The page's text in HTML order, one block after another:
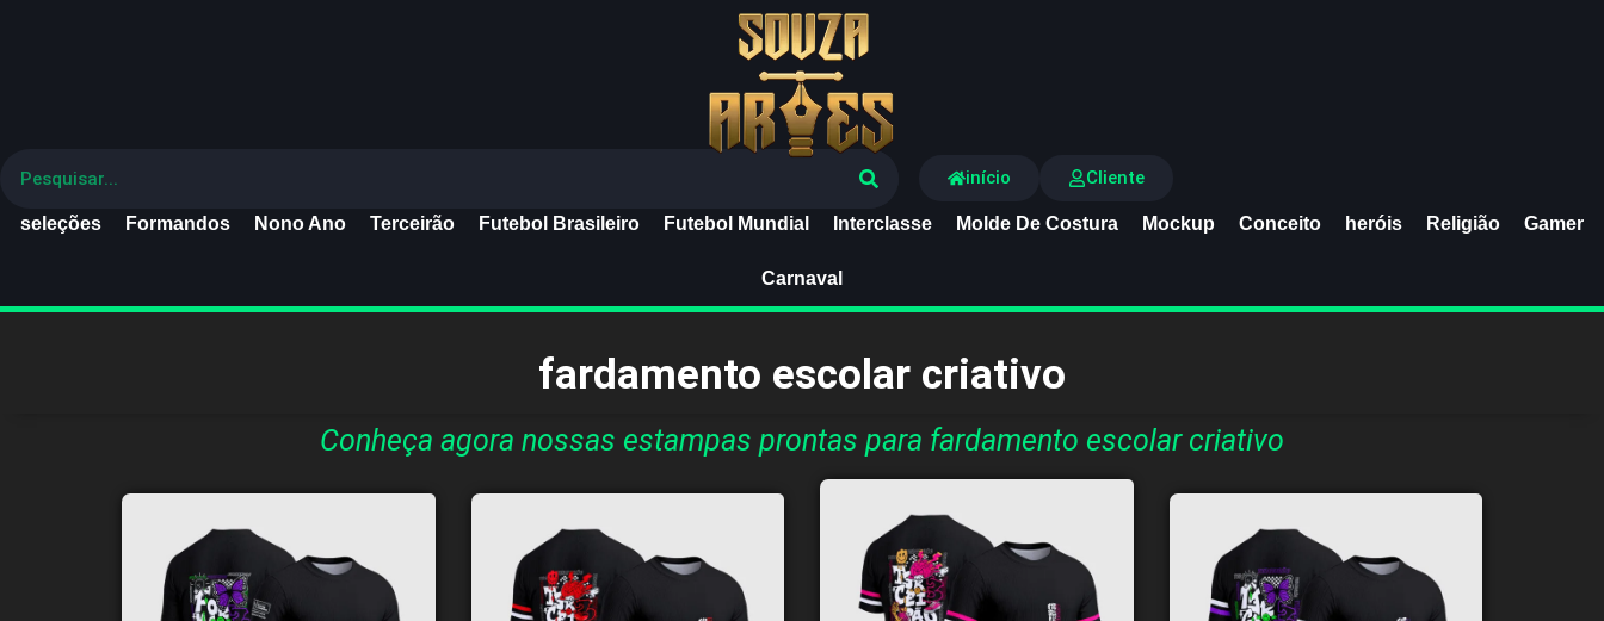
seleções Formandos Nono Ano Terceirão Futebol Brasileiro Futebol Mundial Interclasse Molde De Costura Mockup Conceito heróis Religião Gamer
Carnaval
início Cliente
fardamento escolar criativo
Conheça agora nossas estampas prontas para fardamento escolar criativo